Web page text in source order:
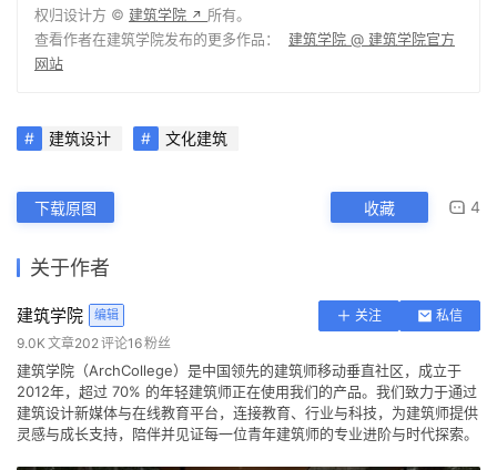
权归设计方 © 建筑学院 ↗ 所有。
查看作者在建筑学院发布的更多作品： 建筑学院 @ 建筑学院官方
网站
建筑设计 文化建筑
下载原图 收藏 4
关于作者
建筑学院 编辑 关注
私信
9.0K 文章202评论16粉丝
建筑学院（ArchCollege）是中国领先的建筑师移动垂直社区，成立于
2012年，超过 70% 的年轻建筑师正在使用我们的产品。我们致力于通过
建筑设计新媒体与在线教育平台，连接教育、行业与科技，为建筑师提供
灵感与成长支持，陪伴并见证每一位青年建筑师的专业进阶与时代探索。